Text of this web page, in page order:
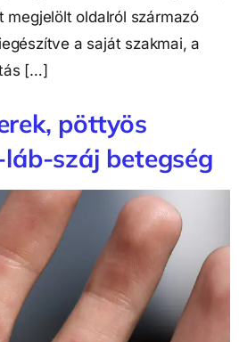
megjelölt oldalról származó
a saját szakmai, a
[…]
pöttyös
száj betegség